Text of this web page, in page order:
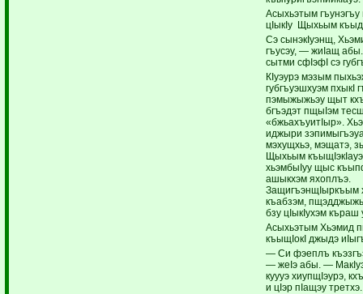
Асыхьэтым
цIыкIу Щыхьым
Сэ сынэкIуэнщ,
гъусэу, — жиIащ
сытми сфIэфI сэ
КIуэурэ мэзым
губгъуэшхуэм пхыкI
пэмыжыжьэу щыт
бгъэдэт пщыIэм
«бжьахъуитIыр».
иджыри
мэхущхьэ, мэщатэ,
Щыхьым къыщIэкIауэ
хьэмбыIуу щыс
ашыкхэм яхоплъэ.
ЗащигъэнщIыркъым
къабзэм,
бзу цIыкIухэм къраш
Асыхьэтым Хьэмид
къыщIокI джыдэ
— Си фэеплъ
— жеIэ абы. —
куууэ хиупщIэурэ,
и цIэр пIащэу третхэ.